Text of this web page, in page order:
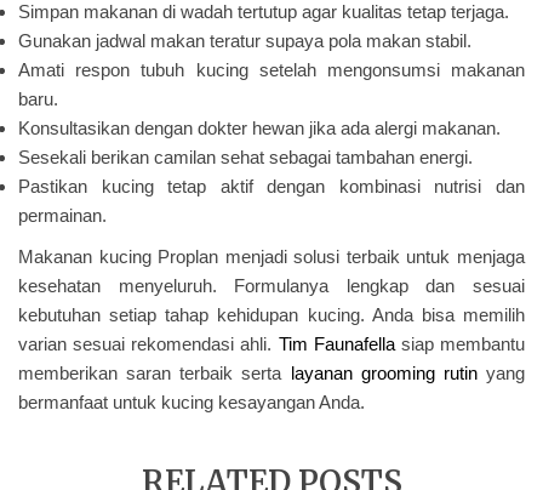
Simpan makanan di wadah tertutup agar kualitas tetap terjaga.
Gunakan jadwal makan teratur supaya pola makan stabil.
Amati respon tubuh kucing setelah mengonsumsi makanan
baru.
Konsultasikan dengan dokter hewan jika ada alergi makanan.
Sesekali berikan camilan sehat sebagai tambahan energi.
Pastikan kucing tetap aktif dengan kombinasi nutrisi dan
permainan.
Makanan kucing Proplan menjadi solusi terbaik untuk menjaga
kesehatan menyeluruh. Formulanya lengkap dan sesuai
kebutuhan setiap tahap kehidupan kucing. Anda bisa memilih
varian sesuai rekomendasi ahli. Tim Faunafellasiap membantu
memberikan saran terbaik serta layanan grooming rutinyang
bermanfaat untuk kucing kesayangan Anda.